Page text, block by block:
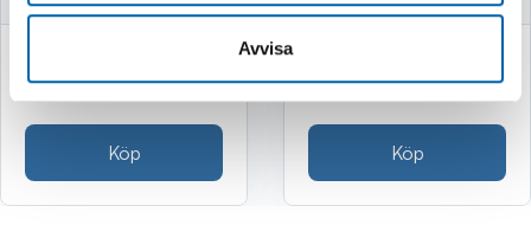
Avvisa
(175.0 kr exkl. moms)
Köp
(183.0 kr exkl. moms)
Köp